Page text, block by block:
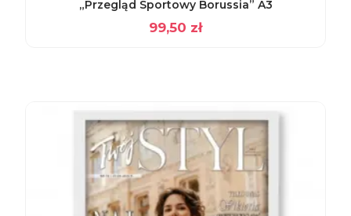
„Przegląd Sportowy Borussia” A3
99,50 zł